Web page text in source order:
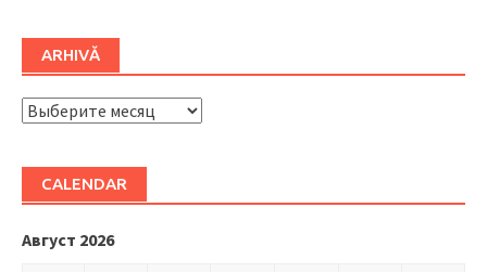
ARHIVĂ
ARHIVĂ
CALENDAR
Август 2026